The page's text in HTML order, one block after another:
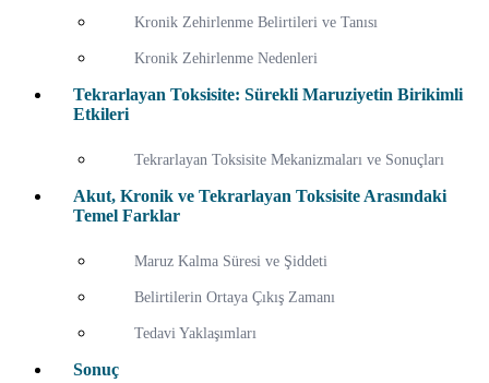
Kronik Zehirlenme Belirtileri ve Tanısı
Kronik Zehirlenme Nedenleri
Tekrarlayan Toksisite: Sürekli Maruziyetin Birikimli
Etkileri
Tekrarlayan Toksisite Mekanizmaları ve Sonuçları
Akut, Kronik ve Tekrarlayan Toksisite Arasındaki
Temel Farklar
Maruz Kalma Süresi ve Şiddeti
Belirtilerin Ortaya Çıkış Zamanı
Tedavi Yaklaşımları
Sonuç